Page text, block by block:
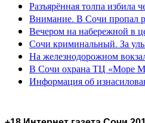
Разъярённая толпа избила
Внимание. В Сочи пропал
Вечером на набережной в
Сочи криминальный. За
На железнодорожном
В Сочи охрана ТЦ «Море
Информация об